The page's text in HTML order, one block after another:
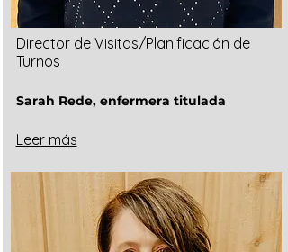
Director de Visitas/Planificación de
Turnos
Sarah Rede, enfermera titulada
Leer más